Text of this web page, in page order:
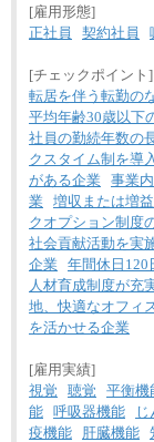
[雇用形態]
正社員
契約社員
[チェックポイント]
転居を伴う転勤の
平均年齢30歳以下
社員の勤続年数の
クスタイム制を導
がある企業 事業
業 増収または増
クオプション制度
社会貢献活動を実
企業 年間休日120
人材育成制度が充
地、快適なオフィ
を活かせる企業
[雇用実績]
視覚
聴覚 平衡機
能 呼吸器機能
疫機能
肝臓機能